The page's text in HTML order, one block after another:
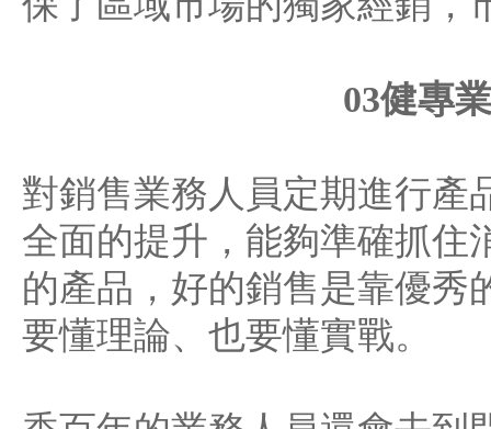
03健專
對銷售業務人員定期進行產
全面的提升，能夠準確抓住
的產品，好的銷售是靠優秀
要懂理論、也要懂實戰。